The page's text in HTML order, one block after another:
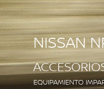
NISSAN
EQUIPAMIENTO